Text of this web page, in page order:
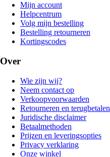
Mijn account
Helpcentrum
Volg mijn bestelling
Bestelling retourneren
Kortingscodes
Over
Wie zijn wij?
Neem contact op
Verkoopvoorwaarden
Retourneren en terugbetalen
Juridische disclaimer
Betaalmethoden
Prijzen en leveringsopties
Privacy verklaring
Onze winkel